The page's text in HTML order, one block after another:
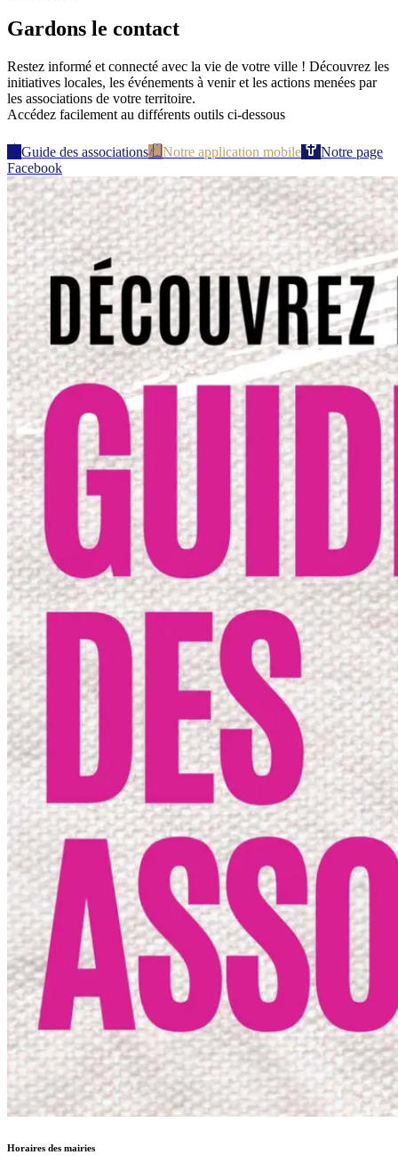
Gardons le contact
Restez informé et connecté avec la vie de votre ville ! Découvrez les
initiatives locales, les événements à venir et les actions menées par
les associations de votre territoire.
Accédez facilement au différents outils ci-dessous
Guide des associations Notre application mobile
Notre page
Facebook
Horaires des mairies